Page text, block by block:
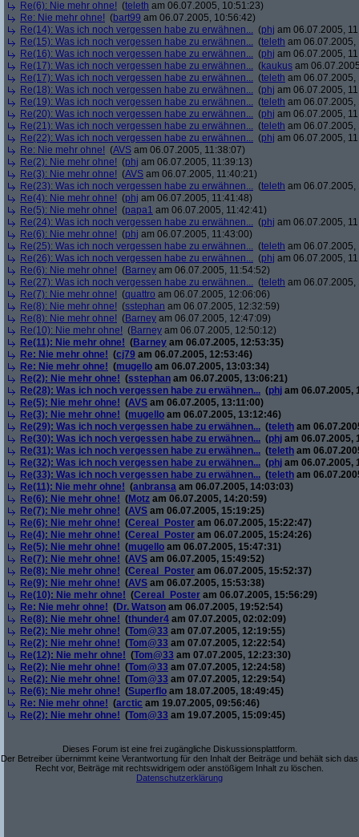
Re(6): Nie mehr ohne! (teleth am 06.07.2005, 10:51:23)
Re: Nie mehr ohne! (bart99 am 06.07.2005, 10:56:42)
Re(14): Was ich noch vergessen habe zu erwähnen... (phj am 06.07.2005,
Re(15): Was ich noch vergessen habe zu erwähnen... (teleth am 06.07.2005,
Re(16): Was ich noch vergessen habe zu erwähnen... (phj am 06.07.2005,
Re(17): Was ich noch vergessen habe zu erwähnen... (kaukus am
Re(17): Was ich noch vergessen habe zu erwähnen... (teleth am 06.07.2005,
Re(18): Was ich noch vergessen habe zu erwähnen... (phj am 06.07.2005,
Re(19): Was ich noch vergessen habe zu erwähnen... (teleth am 06.07.2005,
Re(20): Was ich noch vergessen habe zu erwähnen... (phj am 06.07.2005,
Re(21): Was ich noch vergessen habe zu erwähnen... (teleth am 06.07.2005,
Re(22): Was ich noch vergessen habe zu erwähnen... (phj am 06.07.2005,
Re: Nie mehr ohne! (AVS am 06.07.2005, 11:38:07)
Re(2): Nie mehr ohne! (phj am 06.07.2005, 11:39:13)
Re(3): Nie mehr ohne! (AVS am 06.07.2005, 11:40:21)
Re(23): Was ich noch vergessen habe zu erwähnen... (teleth am 06.07.2005,
Re(4): Nie mehr ohne! (phj am 06.07.2005, 11:41:48)
Re(5): Nie mehr ohne! (papa1 am 06.07.2005, 11:42:41)
Re(24): Was ich noch vergessen habe zu erwähnen... (phj am 06.07.2005,
Re(6): Nie mehr ohne! (phj am 06.07.2005, 11:43:00)
Re(25): Was ich noch vergessen habe zu erwähnen... (teleth am 06.07.2005,
Re(26): Was ich noch vergessen habe zu erwähnen... (phj am 06.07.2005,
Re(6): Nie mehr ohne! (Barney am 06.07.2005, 11:54:52)
Re(27): Was ich noch vergessen habe zu erwähnen... (teleth am 06.07.2005,
Re(7): Nie mehr ohne! (quattro am 06.07.2005, 12:06:06)
Re(8): Nie mehr ohne! (sstephan am 06.07.2005, 12:32:59)
Re(8): Nie mehr ohne! (Barney am 06.07.2005, 12:47:09)
Re(10): Nie mehr ohne! (Barney am 06.07.2005, 12:50:12)
Re(11): Nie mehr ohne! (Barney am 06.07.2005, 12:53:35)
Re: Nie mehr ohne! (cj79 am 06.07.2005, 12:53:46)
Re: Nie mehr ohne! (mugello am 06.07.2005, 13:03:34)
Re(2): Nie mehr ohne! (sstephan am 06.07.2005, 13:06:21)
Re(28): Was ich noch vergessen habe zu erwähnen... (phj am 06.07.2005,
Re(5): Nie mehr ohne! (AVS am 06.07.2005, 13:11:00)
Re(3): Nie mehr ohne! (mugello am 06.07.2005, 13:12:46)
Re(29): Was ich noch vergessen habe zu erwähnen... (teleth am
Re(30): Was ich noch vergessen habe zu erwähnen... (phj am 06.07.2005,
Re(31): Was ich noch vergessen habe zu erwähnen... (teleth am
Re(32): Was ich noch vergessen habe zu erwähnen... (phj am 06.07.2005,
Re(33): Was ich noch vergessen habe zu erwähnen... (teleth am
Re(11): Nie mehr ohne! (anbransa am 06.07.2005, 14:03:03)
Re(6): Nie mehr ohne! (Motz am 06.07.2005, 14:20:59)
Re(7): Nie mehr ohne! (AVS am 06.07.2005, 15:19:25)
Re(6): Nie mehr ohne! (Cereal_Poster am 06.07.2005, 15:22:47)
Re(4): Nie mehr ohne! (Cereal_Poster am 06.07.2005, 15:24:26)
Re(5): Nie mehr ohne! (mugello am 06.07.2005, 15:47:31)
Re(7): Nie mehr ohne! (AVS am 06.07.2005, 15:49:52)
Re(8): Nie mehr ohne! (Cereal_Poster am 06.07.2005, 15:52:37)
Re(9): Nie mehr ohne! (AVS am 06.07.2005, 15:53:38)
Re(10): Nie mehr ohne! (Cereal_Poster am 06.07.2005, 15:56:29)
Re: Nie mehr ohne! (Dr. Watson am 06.07.2005, 19:52:54)
Re(8): Nie mehr ohne! (thunder4 am 07.07.2005, 02:02:09)
Re(2): Nie mehr ohne! (Tom@33 am 07.07.2005, 12:19:55)
Re(2): Nie mehr ohne! (Tom@33 am 07.07.2005, 12:22:54)
Re(12): Nie mehr ohne! (Tom@33 am 07.07.2005, 12:23:30)
Re(2): Nie mehr ohne! (Tom@33 am 07.07.2005, 12:24:58)
Re(2): Nie mehr ohne! (Tom@33 am 07.07.2005, 12:29:54)
Re(6): Nie mehr ohne! (Superflo am 18.07.2005, 18:49:45)
Re: Nie mehr ohne! (arctic am 19.07.2005, 09:56:46)
Re(2): Nie mehr ohne! (Tom@33 am 19.07.2005, 15:09:45)
Dieses Forum ist eine frei zugängliche Diskussionsplattform.
Der Betreiber übernimmt keine Verantwortung für den Inhalt der Beiträge und behält sich das
Recht vor, Beiträge mit rechtswidrigem oder anstößigem Inhalt zu löschen.
Datenschutzerklärung